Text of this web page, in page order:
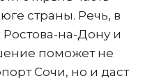
страны. Речь, в
Ростова-на-Дону и
поможет не
Сочи, но и даст